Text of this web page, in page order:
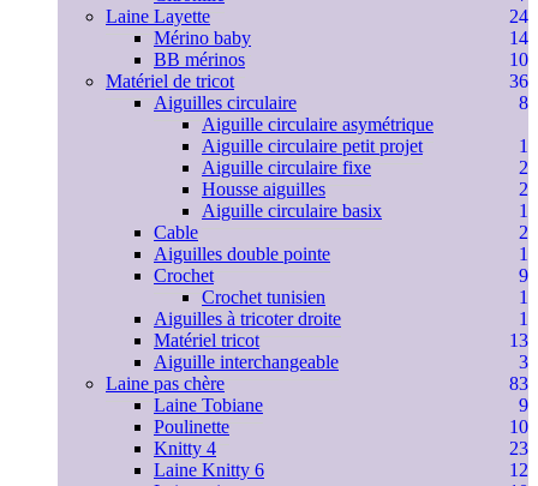
Laine Layette
24
Mérino baby
14
BB mérinos
10
Matériel de tricot
36
Aiguilles circulaire
8
Aiguille circulaire asymétrique
Aiguille circulaire petit projet
1
Aiguille circulaire fixe
2
Housse aiguilles
2
Aiguille circulaire basix
1
Cable
2
Aiguilles double pointe
1
Crochet
9
Crochet tunisien
1
Aiguilles à tricoter droite
1
Matériel tricot
13
Aiguille interchangeable
3
Laine pas chère
83
Laine Tobiane
9
Poulinette
10
Knitty 4
23
Laine Knitty 6
12